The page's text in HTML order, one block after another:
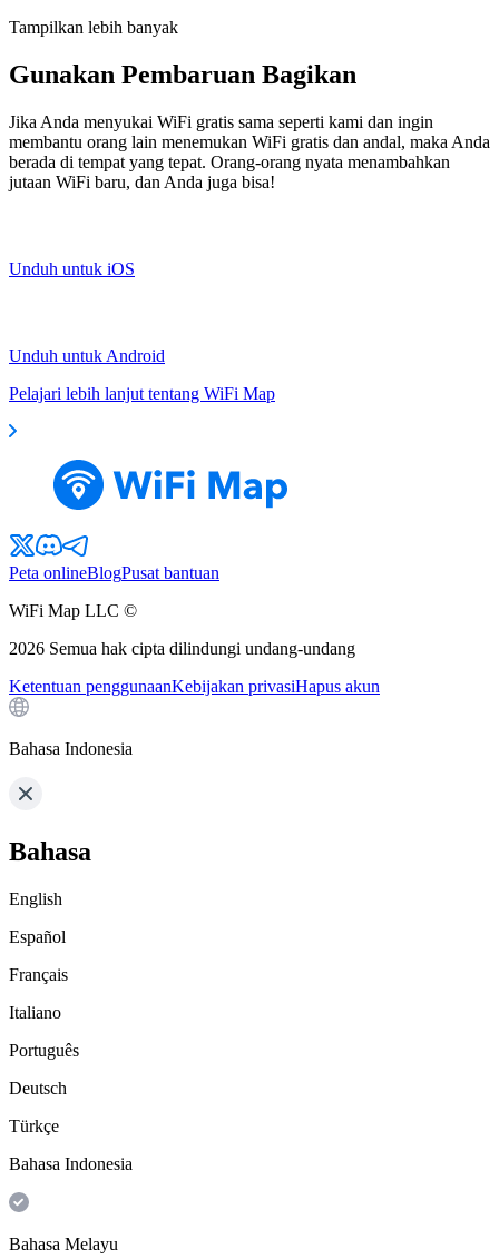
Tampilkan lebih banyak
Gunakan Pembaruan Bagikan
Jika Anda menyukai WiFi gratis sama seperti kami dan ingin
membantu orang lain menemukan WiFi gratis dan andal, maka Anda
berada di tempat yang tepat. Orang-orang nyata menambahkan
jutaan WiFi baru, dan Anda juga bisa!
Unduh untuk iOS
Unduh untuk Android
Pelajari lebih lanjut tentang WiFi Map
Peta onlineBlogPusat bantuan
WiFi Map LLC ©
2026 Semua hak cipta dilindungi undang-undang
Ketentuan penggunaanKebijakan privasiHapus akun
Bahasa Indonesia
Bahasa
English
Español
Français
Italiano
Português
Deutsch
Türkçe
Bahasa Indonesia
Bahasa Melayu